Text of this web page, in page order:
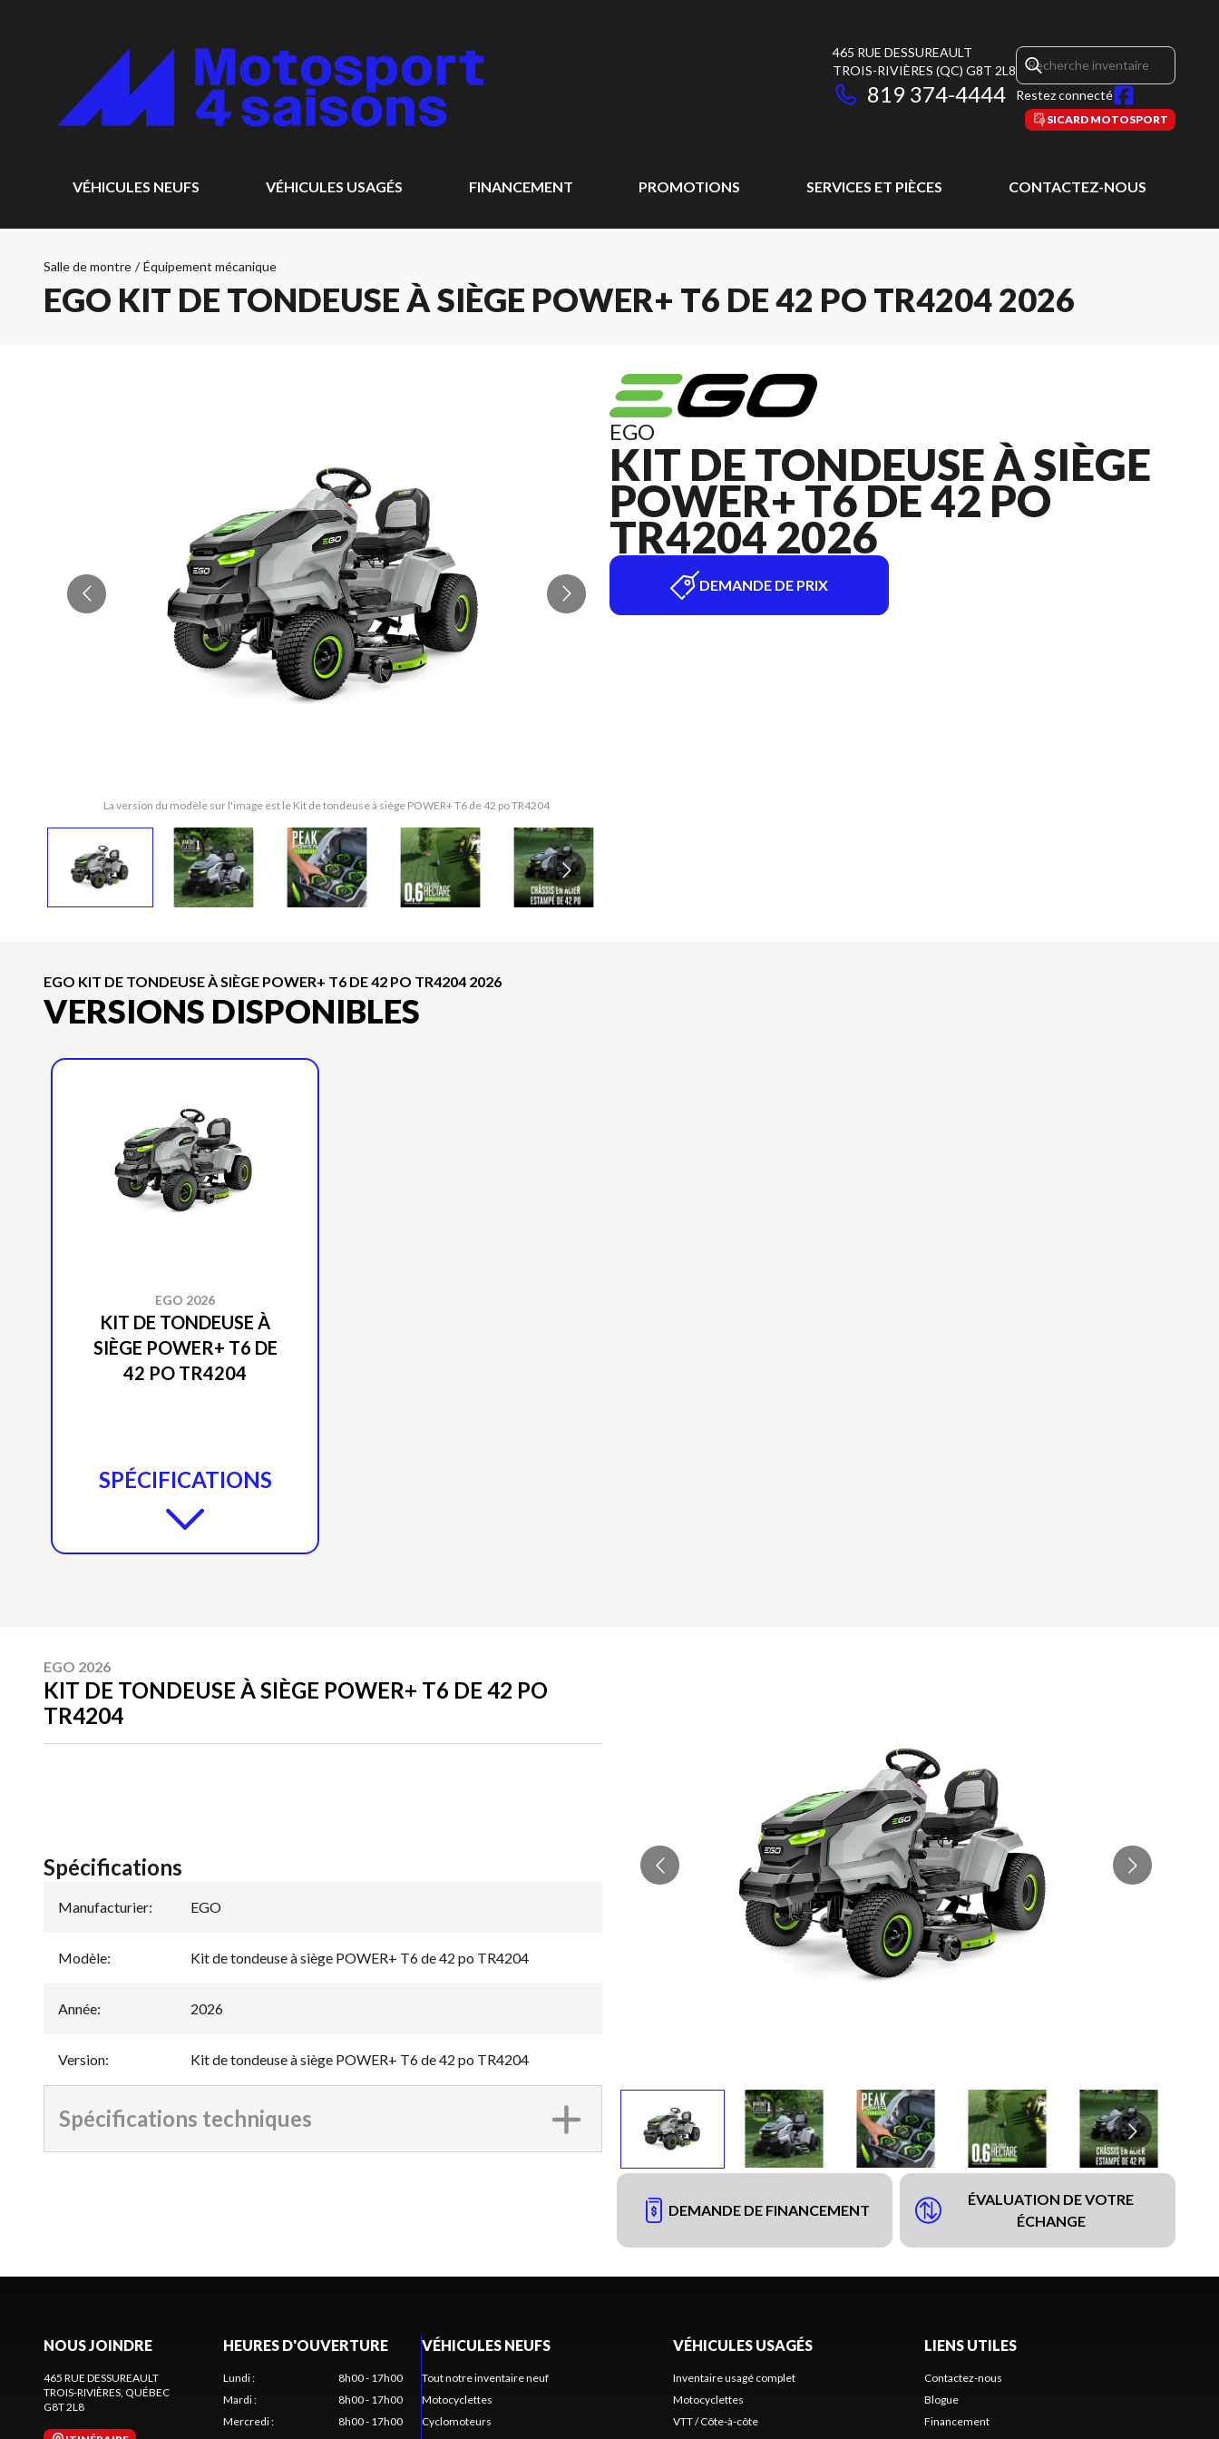
465 RUE DESSUREAULT
TROIS-RIVIÈRES (QC) G8T 2L8
819 374-4444 Restez connecté
SICARD MOTOSPORT
VÉHICULES NEUFS VÉHICULES USAGÉS FINANCEMENT PROMOTIONS SERVICES ET PIÈCES CONTACTEZ-NOUS
Salle de montre / Équipement mécanique
EGO KIT DE TONDEUSE À SIÈGE POWER+ T6 DE 42 PO TR4204 2026
La version du modèle sur l'image est le Kit de tondeuse à siège POWER+ T6 de 42 po TR4204
EGO
KIT DE TONDEUSE À SIÈGE
POWER+ T6 DE 42 PO
TR4204 2026
DEMANDE DE PRIX
EGO KIT DE TONDEUSE À SIÈGE POWER+ T6 DE 42 PO TR4204 2026
VERSIONS DISPONIBLES
EGO 2026
KIT DE TONDEUSE À
SIÈGE POWER+ T6 DE
42 PO TR4204
SPÉCIFICATIONS
EGO 2026
KIT DE TONDEUSE À SIÈGE POWER+ T6 DE 42 PO
TR4204
DEMANDE DE FINANCEMENT
ÉVALUATION DE VOTRE
ÉCHANGE
Spécifications
Manufacturier: EGO
Modèle: Kit de tondeuse à siège POWER+ T6 de 42 po TR4204
Année: 2026
Version: Kit de tondeuse à siège POWER+ T6 de 42 po TR4204
Spécifications techniques
NOUS JOINDRE
465 RUE DESSUREAULT
TROIS-RIVIÈRES, QUÉBEC
G8T 2L8
HEURES D'OUVERTURE
Lundi:
8h00 - 17h00
Mardi:
8h00 - 17h00
Mercredi:
8h00 - 17h00
VÉHICULES NEUFS
Tout notre inventaire neuf
Motocyclettes
Cyclomoteurs
VÉHICULES USAGÉS
Inventaire usagé complet
Motocyclettes
VTT / Côte-à-côte
LIENS UTILES
Contactez-nous
Blogue
Financement